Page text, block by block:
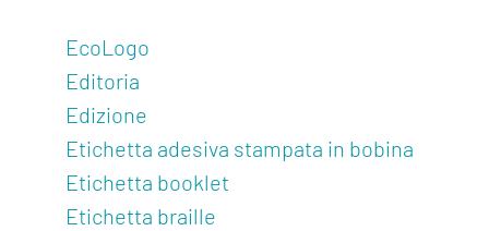
EcoLogo
Editoria
Edizione
Etichetta adesiva stampata in bobina
Etichetta booklet
Etichetta braille